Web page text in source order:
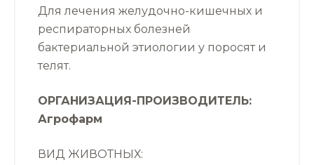
Для лечения желудочно-кишечных и
респираторных болезней
бактериальной этиологии у поросят и
телят.
ОРГАНИЗАЦИЯ-ПРОИЗВОДИТЕЛЬ:
Агрофарм
ВИД ЖИВОТНЫХ: